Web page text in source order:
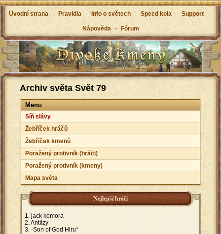
Úvodní strana - Pravidla - Info o světech - Speed kola - Support -
Nápověda - Fórum
Archiv světa Svět 79
Menu
Síň slávy
Žebříček hráčů
Žebříček kmenů
Poražený protivník (hráči)
Poražený protivník (kmeny)
Mapa světa
Nejlepší hráči
jack komora
Antíízy
-Son of God Hiru*